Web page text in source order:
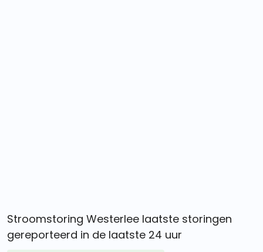
Stroomstoring Westerlee laatste storingen
gereporteerd in de laatste 24 uur